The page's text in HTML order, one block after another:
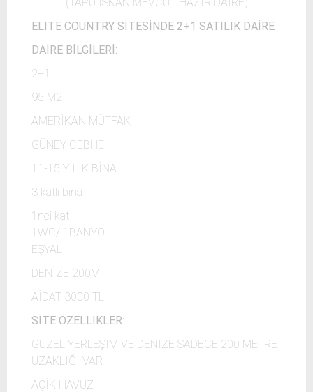
ELITE COUNTRY SİTESİNDE 2+1 SATILIK DAİRE
DAİRE BİLGİLERİ:
2+1
95 M2
AMERİKAN MÜTFAK
GÜNEY CEBHE
11-15 YILIK BİNA
3 katlı bina
1nci kat
1WC/ 1BANYO
EŞYALI
DENİZE 200M
AİDAT 3000 TL
SİTE ÖZELLİKLER:
GÜZEL YERLEŞİM VE DENİZE SADECE 200 METRE
UZAKLIĞI VAR
AÇİK HAVUZ